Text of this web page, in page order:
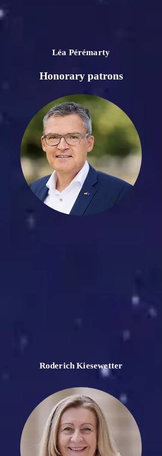
Léa Pérémarty
Honorary patrons
Roderich Kiesewetter